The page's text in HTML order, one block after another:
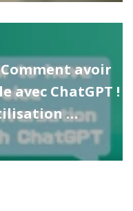
avoir
avec ChatGPT !
…